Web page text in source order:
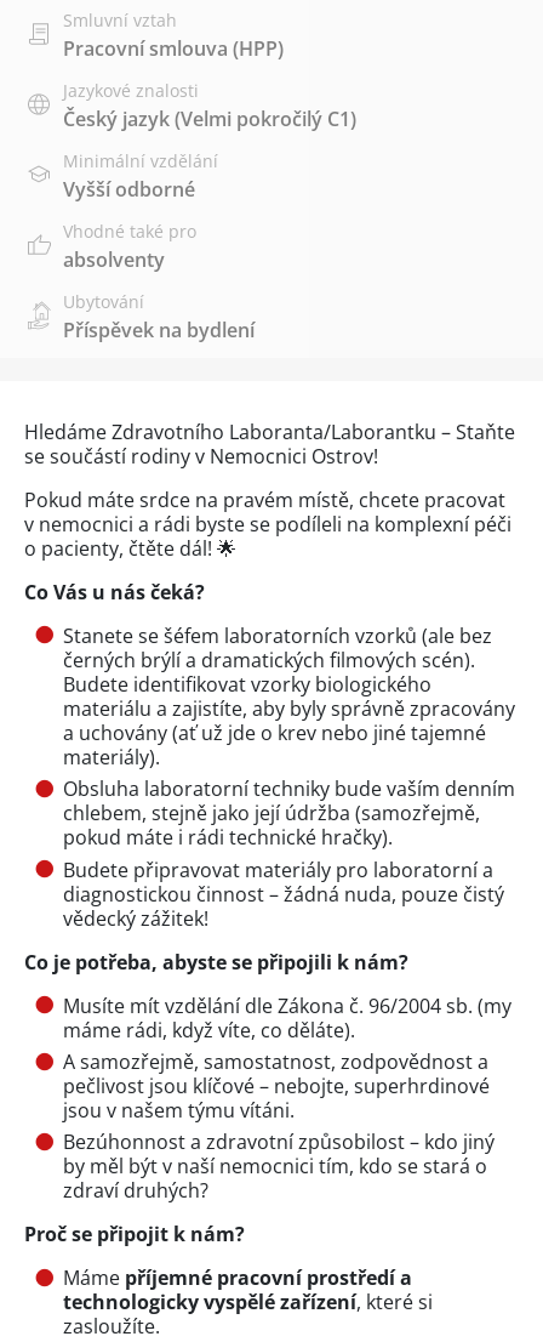
Smluvní vztah
Pracovní smlouva (HPP)
Jazykové znalosti
Český jazyk(Velmi pokročilý C1)
Minimální vzdělání
Vyšší odborné
Vhodné také pro
absolventy
Ubytování
Příspěvek na bydlení
Hledáme Zdravotního Laboranta/Laborantku – Staňte
se součástí rodiny v Nemocnici Ostrov!
Pokud máte srdce na pravém místě, chcete pracovat
v nemocnici a rádi byste se podíleli na komplexní péči
o pacienty, čtěte dál! 🌟
Co Vás u nás čeká?
Stanete se šéfem laboratorních vzorků (ale bez
černých brýlí a dramatických filmových scén).
Budete identifikovat vzorky biologického
materiálu a zajistíte, aby byly správně zpracovány
a uchovány (ať už jde o krev nebo jiné tajemné
materiály).
Obsluha laboratorní techniky bude vaším denním
chlebem, stejně jako její údržba (samozřejmě,
pokud máte i rádi technické hračky).
Budete připravovat materiály pro laboratorní a
diagnostickou činnost – žádná nuda, pouze čistý
vědecký zážitek!
Co je potřeba, abyste se připojili k nám?
Musíte mít vzdělání dle Zákona č. 96/2004 sb. (my
máme rádi, když víte, co děláte).
A samozřejmě, samostatnost, zodpovědnost a
pečlivost jsou klíčové – nebojte, superhrdinové
jsou v našem týmu vítáni.
Bezúhonnost a zdravotní způsobilost – kdo jiný
by měl být v naší nemocnici tím, kdo se stará o
zdraví druhých?
Proč se připojit k nám?
Máme příjemné pracovní prostředí a
technologicky vyspělé zařízení, které si
zasloužíte.